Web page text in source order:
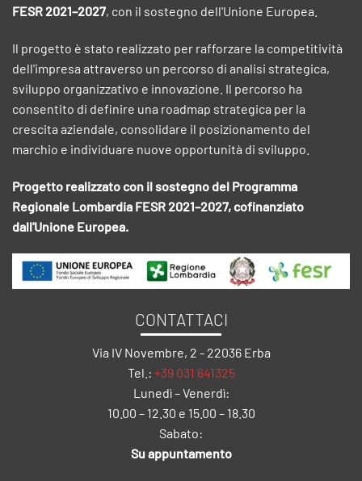
FESR 2021–2027, con il sostegno dell'Unione Europea.
Il progetto è stato realizzato per rafforzare la competitività
dell'impresa attraverso un percorso di analisi strategica,
sviluppo organizzativo e innovazione. Il percorso ha
consentito di definire una roadmap strategica per la
crescita aziendale, consolidare il posizionamento del
marchio e individuare nuove opportunità di sviluppo.
Progetto realizzato con il sostegno del Programma
Regionale Lombardia FESR 2021–2027, cofinanziato
dall'Unione Europea.
CONTATTACI
Via IV Novembre, 2 - 22036 Erba
Tel.: +39 031 641325
Lunedì – Venerdì:
10.00 – 12.30 e 15.00 – 18.30
Sabato:
Su appuntamento